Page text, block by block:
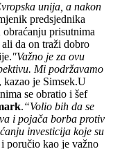
unija, a nakon
predsjednika
obraćanju prisutnima
da on traži dobro
"Važno je za ovu
Mi podržavamo
, kazao je Simsek.U
se obratio i šef
.“Volio bih da se
i pojača borba protiv
investicija koje su
poručio kao je važno